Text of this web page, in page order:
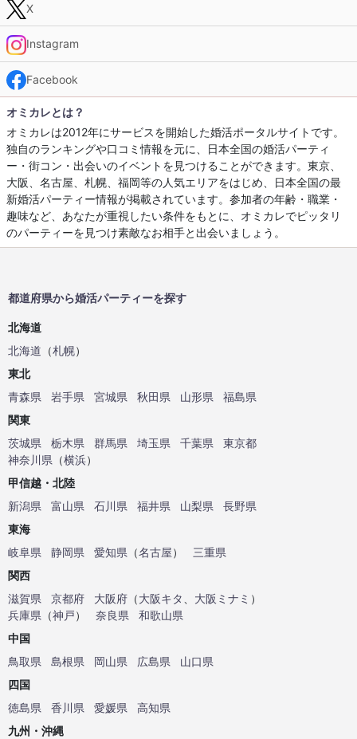
X
Instagram
Facebook
オミカレとは？
オミカレは2012年にサービスを開始した婚活ポータルサイトです。
独自のランキングや口コミ情報を元に、日本全国の婚活パーティ
ー・街コン・出会いのイベントを見つけることができます。東京、
大阪、名古屋、札幌、福岡等の人気エリアをはじめ、日本全国の最
新婚活パーティー情報が掲載されています。参加者の年齢・職業・
趣味など、あなたが重視したい条件をもとに、オミカレでピッタリ
のパーティーを見つけ素敵なお相手と出会いましょう。
都道府県から婚活パーティーを探す
北海道
北海道 （札幌）
東北
青森県
岩手県 宮城県 秋田県 山形県
福島県
関東
茨城県
栃木県 群馬県 埼玉県 千葉県
東京都
神奈川県 （横浜）
甲信越・北陸
新潟県
富山県 石川県 福井県 山梨県
長野県
東海
岐阜県
静岡県 愛知県 （名古屋）
三重県
関西
滋賀県
京都府 大阪府 （大阪キタ、 大阪ミナミ ）
兵庫県 （神戸） 奈良県
和歌山県
中国
鳥取県
島根県 岡山県 広島県
山口県
四国
徳島県
香川県 愛媛県
高知県
九州・沖縄